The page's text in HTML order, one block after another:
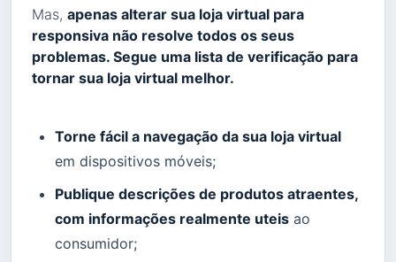
Mas, apenas alterar sua loja virtual para
responsiva não resolve todos os seus
problemas. Segue uma lista de verificação para
tornar sua loja virtual melhor.
Torne fácil a navegação da sua loja virtual
em dispositivos móveis;
Publique descrições de produtos atraentes,
com informações realmente uteis ao
consumidor;